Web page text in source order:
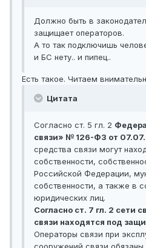
Должно быть в
защищает операторов.
А то так подключишь
и БС нету.. и пипец..
Есть такое. Читаем
Цитата
Согласно ст. 5 гл. 2
связи» № 126-ФЗ от
средства связи могут
собственности,
Российской Федерации,
собственности, а также в
юридических лиц.
Согласно ст. 7 гл. 2 сети
связи находятся под
Операторы связи при